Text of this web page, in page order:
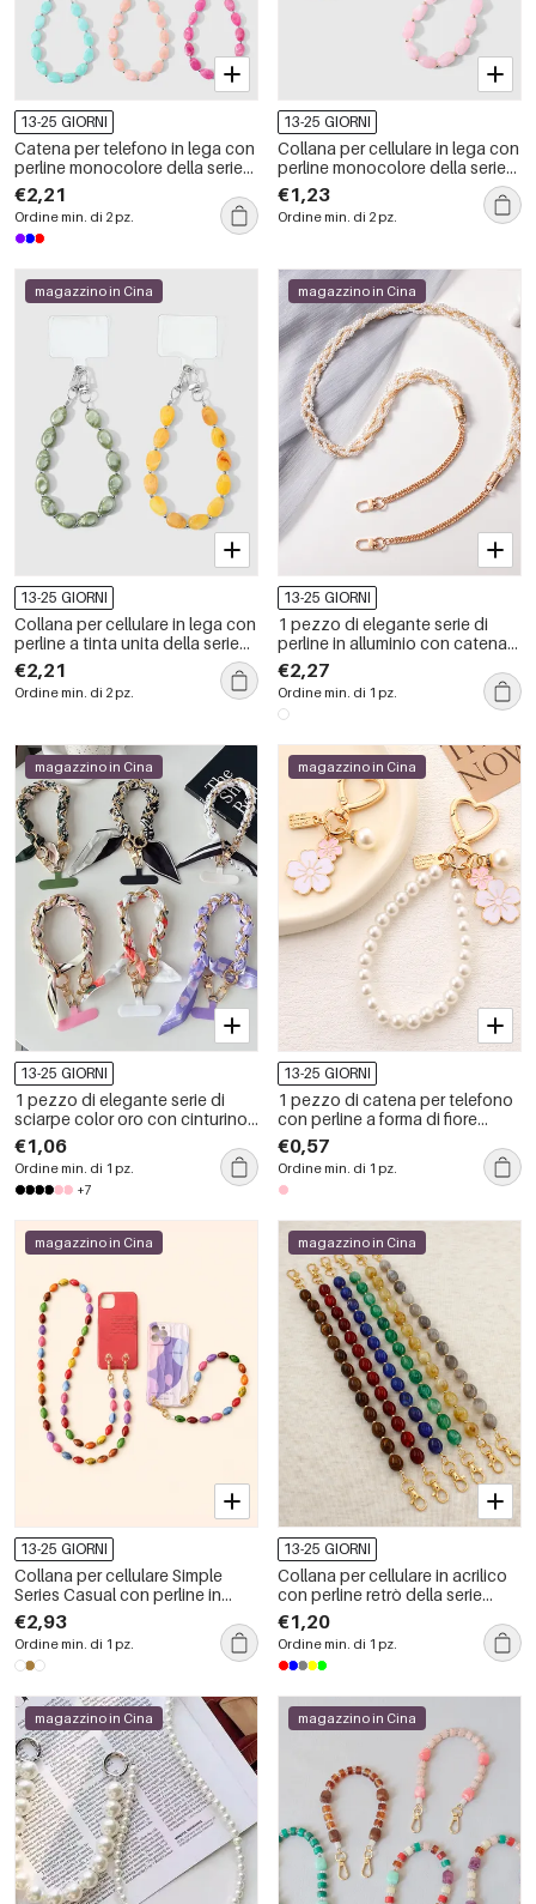
13-25 GIORNI
Catena per telefono in lega con
perline monocolore della serie
Simple.
€2,21
Ordine min. di 2 pz.
13-25 GIORNI
Collana per cellulare in lega con
perline monocolore della serie
Simple.
€1,23
Ordine min. di 2 pz.
magazzino in Cina
13-25 GIORNI
Collana per cellulare in lega con
perline a tinta unita della serie
Simple
€2,21
Ordine min. di 2 pz.
magazzino in Cina
13-25 GIORNI
1 pezzo di elegante serie di
perline in alluminio con catena
di estensione per telefono
cellulare
€2,27
Ordine min. di 1 pz.
magazzino in Cina
13-25 GIORNI
1 pezzo di elegante serie di
sciarpe color oro con cinturino
per telefono in alluminio
€1,06
Ordine min. di 1 pz.
+7
magazzino in Cina
13-25 GIORNI
1 pezzo di catena per telefono
con perline a forma di fiore
dolce
€0,57
Ordine min. di 1 pz.
magazzino in Cina
13-25 GIORNI
Collana per cellulare Simple
Series Casual con perline in
acrilico di colori misti
€2,93
Ordine min. di 1 pz.
magazzino in Cina
13-25 GIORNI
Collana per cellulare in acrilico
con perline retrò della serie
Simple.
€1,20
Ordine min. di 1 pz.
magazzino in Cina magazzino in Cina